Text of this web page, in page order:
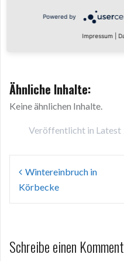
Ähnliche Inhalte:
Keine ähnlichen Inhalte.
Veröffentlicht in Latest
Beitragsnavigation
Wintereinbruch in
Körbecke
Schreibe einen
Powered by
Impressum